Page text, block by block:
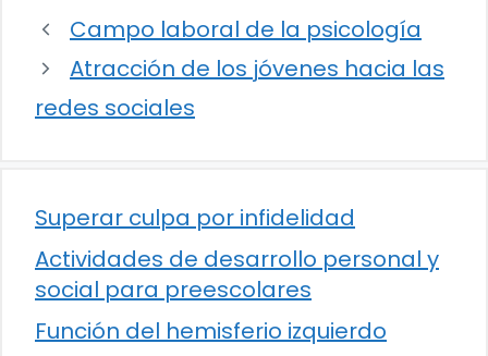
Campo laboral de la psicología
Atracción de los jóvenes hacia las
redes sociales
Superar culpa por infidelidad
Actividades de desarrollo personal y
social para preescolares
Función del hemisferio izquierdo